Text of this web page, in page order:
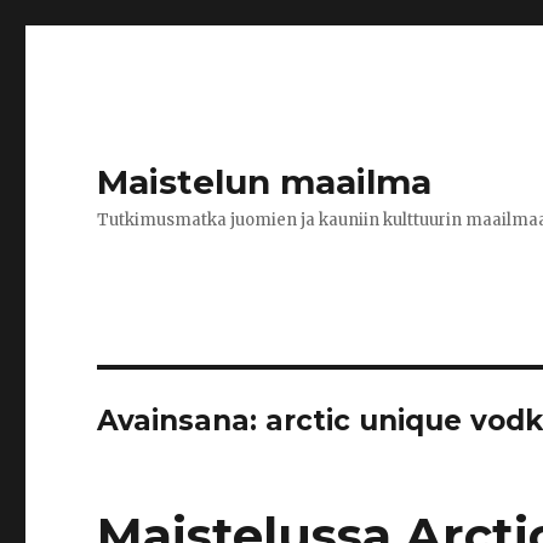
Maistelun maailma
Tutkimusmatka juomien ja kauniin kulttuurin
Avainsana: arctic unique